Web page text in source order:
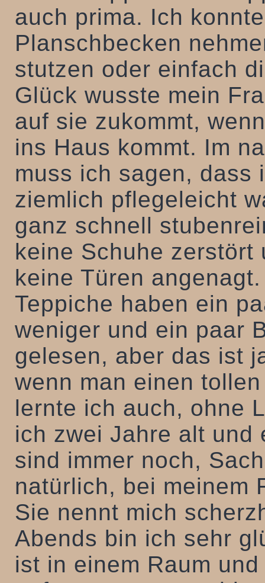
auch prima. Ich
Planschbecken
stutzen oder einfach
Glück wusste mein
auf sie zukommt,
ins Haus kommt. Im
muss ich sagen, dass
ziemlich pflegeleicht
ganz schnell
keine Schuhe zerstört
keine Türen
Teppiche haben ein
weniger und ein paar
gelesen, aber das ist
wenn man einen
lernte ich auch, ohne
ich zwei Jahre alt und
sind immer noch,
natürlich, bei meinem
Sie nennt mich
Abends bin ich sehr
ist in einem Raum